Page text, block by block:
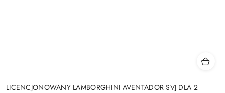
LICENCJONOWANY LAMBORGHINI AVENTADOR SVJ DLA 2